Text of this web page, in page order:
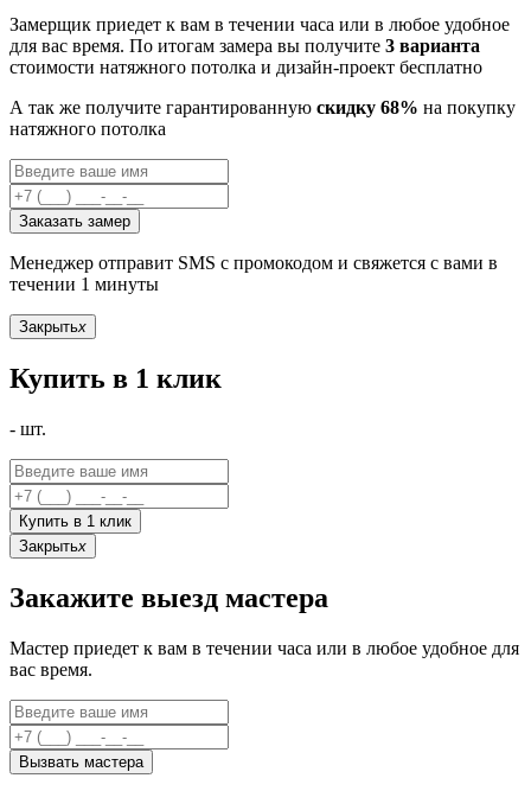
Замерщик приедет к вам в течении часа или в любое удобное
для вас время. По итогам замера вы получите 3 варианта
стоимости натяжного потолка и дизайн-проект бесплатно
А так же получите гарантированную скидку 68% на покупку
натяжного потолка
Заказать замер
Менеджер отправит SMS с промокодом и свяжется с вами в
течении 1 минуты
Закрытьx
Купить в 1 клик
- шт.
Купить в 1 клик
Закрытьx
Закажите выезд мастера
Мастер приедет к вам в течении часа или в любое удобное для
вас время.
Вызвать мастера